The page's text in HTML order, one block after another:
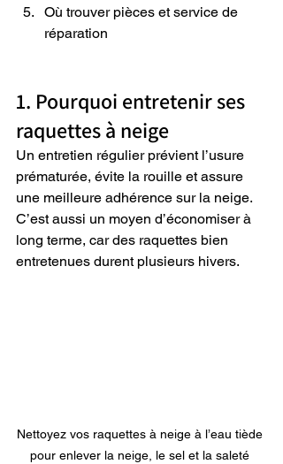
Où trouver pièces et service de
réparation
1. Pourquoi entretenir ses
raquettes à neige
Un entretien régulier prévient l’usure
prématurée, évite la rouille et assure
une meilleure adhérence sur la neige.
C’est aussi un moyen d’économiser à
long terme, car des raquettes bien
entretenues durent plusieurs hivers.
Nettoyez vos raquettes à neige à l’eau tiède
pour enlever la neige, le sel et la saleté